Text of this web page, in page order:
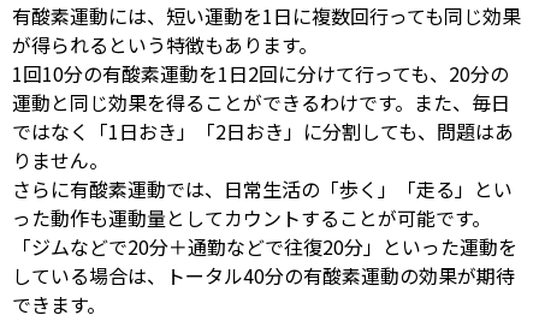
有酸素運動には、短い運動を1日に複数回行っても同じ効果
が得られるという特徴もあります。
1回10分の有酸素運動を1日2回に分けて行っても、 20分の
運動と同じ効果を得ることができるわけです。また、毎日
ではなく「1日おき」「2日おき」に分割しても、問題はあ
りません。
さらに有酸素運動では、日常生活の「歩く」「走る」とい
った動作も運動量としてカウントすることが可能です。
「ジムなどで20分＋通勤などで往復20分」といった運動を
している場合は、トータル40分の有酸素運動の効果が期待
できます。